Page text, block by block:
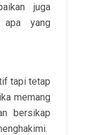
juga
apa yang
tapi tetap
memang
bersikap